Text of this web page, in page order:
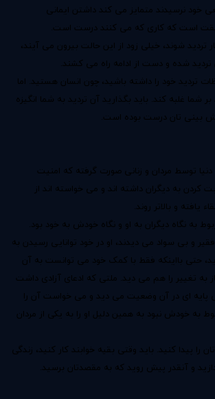
خود نرسیدند متمایز می کند داشتن ایمانی
است که کاری که می کنند درست است.
تردید شوند، خیلی زود از این حالت بیرون می آیند،
تردید شده و دست از ادامه راه می کشند.
تردید خود را داشته باشید، چون انسان هستید. اما
بر شما غلبه کند. باید بگذارید آن تردید به شما انگیزه
بینی تان درست بوده است.
توسط مردان و زنانی صورت گرفته که امنیت
کردن به دیگران داشته اند و می خواسته اند از
یافته و بالاتر روند.
به نگاه دیگران به او و نگاه خودش به خود بود.
و بی سواد می دیدند، او در خود توانایی رسیدن به
حتی بااینکه فقط با کمک خود می توانست به آن
به تغییر را هم می دید. ملتی که ادعای آزادی داشت
پایه ای در آن وضعیت می دید و می خواست آن را
به خودش نبود به همین دلیل او را به یکی از مردان
را پیدا کنید. باید وقتی بقیه خوابند کار کنید، زندگی
و آنقدر پیش روید که به مقصدتان برسید.